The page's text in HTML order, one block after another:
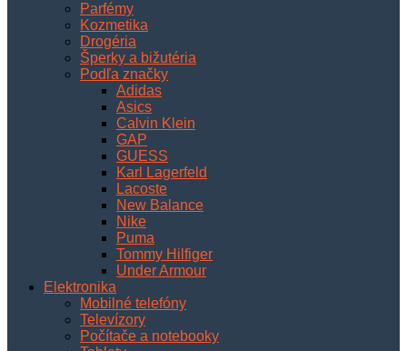
Parfémy
Kozmetika
Drogéria
Šperky a bižutéria
Podľa značky
Adidas
Asics
Calvin Klein
GAP
GUESS
Karl Lagerfeld
Lacoste
New Balance
Nike
Puma
Tommy Hilfiger
Under Armour
Elektronika
Mobilné telefóny
Televízory
Počítače a notebooky